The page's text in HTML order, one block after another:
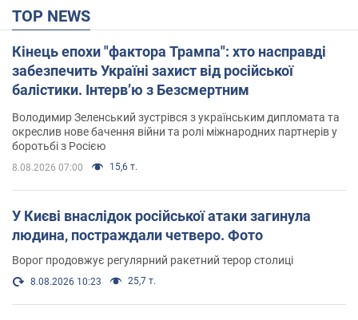
TOP NEWS
Кінець епохи "фактора Трампа": хто насправді
забезпечить Україні захист від російської
балістики. Інтерв’ю з Безсмертним
Володимир Зеленський зустрівся з українським дипломата та
окреслив нове бачення війни та ролі міжнародних партнерів у
боротьбі з Росією
8.08.2026 07:00 15,6 т.
У Києві внаслідок російської атаки загинула
людина, постраждали четверо. Фото
Ворог продовжує регулярний ракетний терор столиці
8.08.2026 10:23 25,7 т.